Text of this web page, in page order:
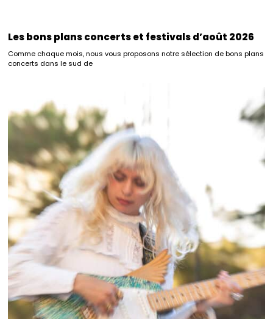
Les bons plans concerts et festivals d’août 2026
Comme chaque mois, nous vous proposons notre sélection de bons plans
concerts dans le sud de